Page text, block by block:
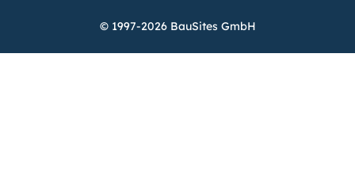
© 1997-2026 BauSites GmbH